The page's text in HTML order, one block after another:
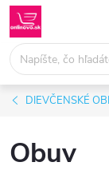
Prejsť
na
obsah
DIEVČENSKÉ
Obuv